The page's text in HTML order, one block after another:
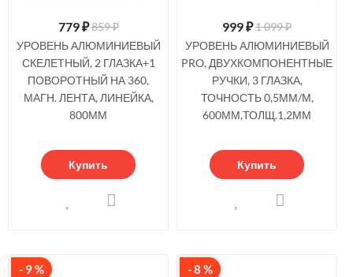
779₽859 ₽
УРОВЕНЬ АЛЮМИНИЕВЫЙ
СКЕЛЕТНЫЙ, 2 ГЛАЗКА+1
ПОВОРОТНЫЙ НА 360,
МАГН. ЛЕНТА, ЛИНЕЙКА,
800ММ
Купить
999₽1 099 ₽
УРОВЕНЬ АЛЮМИНИЕВЫЙ
PRO, ДВУХКОМПОНЕНТНЫЕ
РУЧКИ, 3 ГЛАЗКА,
ТОЧНОСТЬ 0,5ММ/М,
600ММ,ТОЛЩ.1,2ММ
Купить
- 9 % - 8 %